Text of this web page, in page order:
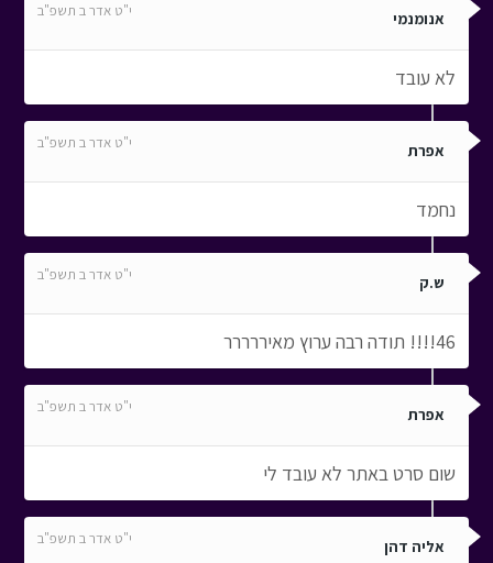
אנומנמי י"ט אדר ב תשפ"ב
לא עובד
אפרת י"ט אדר ב תשפ"ב
נחמד
ש.ק י"ט אדר ב תשפ"ב
46!!!! תודה רבה ערוץ מאיררררר
אפרת י"ט אדר ב תשפ"ב
שום סרט באתר לא עובד לי
אליה דהן י"ט אדר ב תשפ"ב